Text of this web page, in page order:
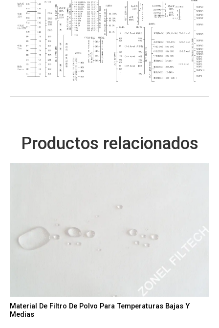
Productos relacionados
Material De Filtro De Polvo Para Temperaturas Bajas Y
Medias